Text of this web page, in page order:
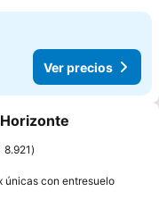
Ver precios
a favoritos
8.921
únicas con entresueloVer